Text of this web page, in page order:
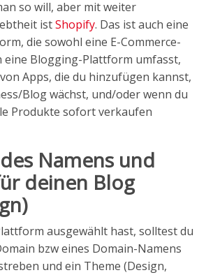
so will, aber mit weiter
istShopify. Das ist auch eine
die sowohl eine E-Commerce-
eine Blogging-Plattform umfasst,
Apps, die du hinzufügen kannst,
Blog wächst, und/oder wenn du
Produkte sofort verkaufen
Namens und
deinen Blog
ausgewählt hast, solltest du
bzw eines Domain-Namens
und ein Theme (Design,